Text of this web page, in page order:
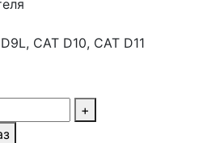
CAT D10, CAT D11
+